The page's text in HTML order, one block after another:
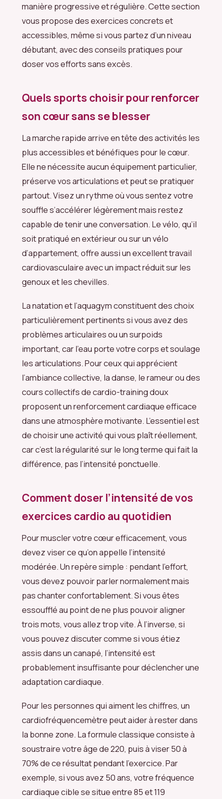
manière progressive et régulière. Cette section
vous propose des exercices concrets et
accessibles, même si vous partez d’un niveau
débutant, avec des conseils pratiques pour
doser vos efforts sans excès.
Quels sports choisir pour renforcer
son cœur sans se blesser
La marche rapide arrive en tête des activités les
plus accessibles et bénéfiques pour le cœur.
Elle ne nécessite aucun équipement particulier,
préserve vos articulations et peut se pratiquer
partout. Visez un rythme où vous sentez votre
souffle s’accélérer légèrement mais restez
capable de tenir une conversation. Le vélo, qu’il
soit pratiqué en extérieur ou sur un vélo
d’appartement, offre aussi un excellent travail
cardiovasculaire avec un impact réduit sur les
genoux et les chevilles.
La natation et l’aquagym constituent des choix
particulièrement pertinents si vous avez des
problèmes articulaires ou un surpoids
important, car l’eau porte votre corps et soulage
les articulations. Pour ceux qui apprécient
l’ambiance collective, la danse, le rameur ou des
cours collectifs de cardio-training doux
proposent un renforcement cardiaque efficace
dans une atmosphère motivante. L’essentiel est
de choisir une activité qui vous plaît réellement,
car c’est la régularité sur le long terme qui fait la
différence, pas l’intensité ponctuelle.
Comment doser l’intensité de vos
exercices cardio au quotidien
Pour muscler votre cœur efficacement, vous
devez viser ce qu’on appelle l’intensité
modérée. Un repère simple : pendant l’effort,
vous devez pouvoir parler normalement mais
pas chanter confortablement. Si vous êtes
essoufflé au point de ne plus pouvoir aligner
trois mots, vous allez trop vite. À l’inverse, si
vous pouvez discuter comme si vous étiez
assis dans un canapé, l’intensité est
probablement insuffisante pour déclencher une
adaptation cardiaque.
Pour les personnes qui aiment les chiffres, un
cardiofréquencemètre peut aider à rester dans
la bonne zone. La formule classique consiste à
soustraire votre âge de 220, puis à viser 50 à
70% de ce résultat pendant l’exercice. Par
exemple, si vous avez 50 ans, votre fréquence
cardiaque cible se situe entre 85 et 119